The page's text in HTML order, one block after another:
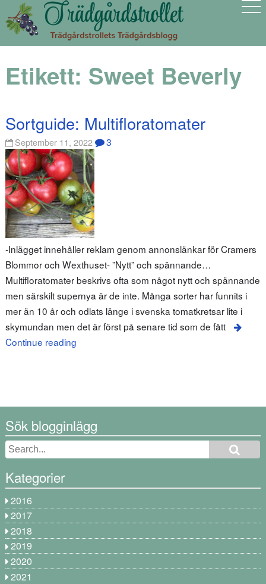
Etikett: Sweet Beverly
Sortguide: Multifloratomater
September 11, 2022 3
-Inlägget innehåller reklam genom annonslänkar för Cramers
Blommor och Wexthuset- ”Nytt” och spännande…
Multifloratomater beskrivs ofta som något nytt och spännande
men särskilt supernya är de inte. Många sorter har funnits i
mer än 10 år och odlats länge i svenska tomatkretsar lite i
skymundan men det är först på senare tid som de fått
Continue reading
Sök blogginlägg
Kategorier
2016
2017
2018
2019
2020
2021